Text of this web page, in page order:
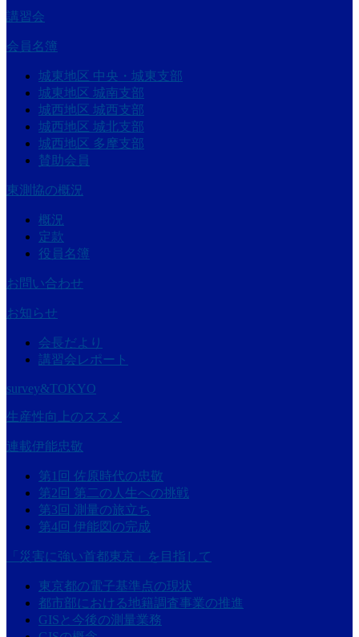
講習会
会員名簿
城東地区 中央・城東支部
城東地区 城南支部
城西地区 城西支部
城西地区 城北支部
城西地区 多摩支部
賛助会員
東測協の概況
概況
定款
役員名簿
お問い合わせ
お知らせ
会長だより
講習会レポート
survey&TOKYO
生産性向上のススメ
連載伊能忠敬
第1回 佐原時代の忠敬
第2回 第二の人生への挑戦
第3回 測量の旅立ち
第4回 伊能図の完成
「災害に強い首都東京」を目指して
東京都の電子基準点の現状
都市部における地籍調査事業の推進
GISと今後の測量業務